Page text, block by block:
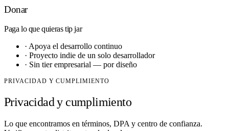
Donar
Paga lo que quierastip jar
· Apoya el desarrollo continuo
· Proyecto indie de un solo desarrollador
· Sin tier empresarial — por diseño
PRIVACIDAD Y CUMPLIMIENTO
Privacidad y cumplimiento
Lo que encontramos en términos, DPA y centro de confianza.